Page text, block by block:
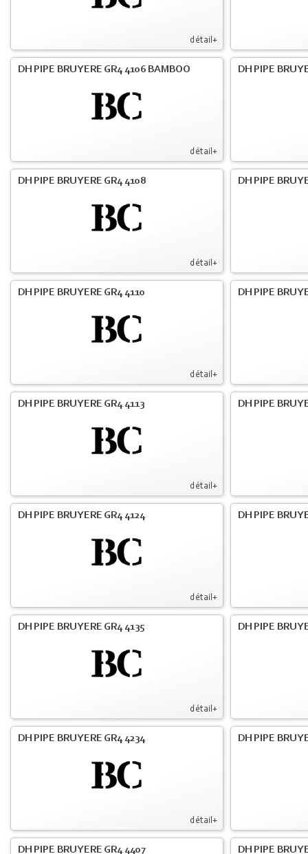
détail+
détail+
DH PIPE BRUYERE GR4 4106 BAMBOO DH PIPE
détail+
DH PIPE BRUYERE GR4 4108 DH PIPE
détail+
DH PIPE BRUYERE GR4 4110 DH PIPE
détail+
DH PIPE BRUYERE GR4 4113 DH PIPE
détail+
DH PIPE BRUYERE GR4 4124 DH PIPE
détail+
DH PIPE BRUYERE GR4 4135 DH PIPE
détail+
DH PIPE BRUYERE GR4 4234 DH PIPE
DH PIPE BRUYERE GR4 4407 DH PIPE